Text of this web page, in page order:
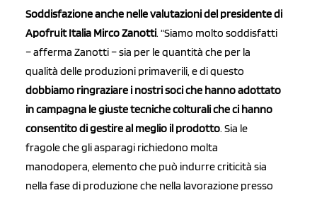
Soddisfazione anche nelle valutazioni del presidente di
Apofruit Italia Mirco Zanotti. “Siamo molto soddisfatti
– afferma Zanotti – sia per le quantità che per la
qualità delle produzioni primaverili, e di questo
dobbiamo ringraziare i nostri soci che hanno adottato
in campagna le giuste tecniche colturali che ci hanno
consentito di gestire al meglio il prodotto. Sia le
fragole che gli asparagi richiedono molta
manodopera, elemento che può indurre criticità sia
nella fase di produzione che nella lavorazione presso